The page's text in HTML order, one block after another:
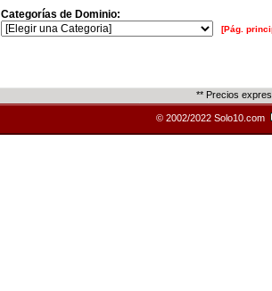
Categorías de Dominio:
[Pág.
** Precios
© 2002/2022 Solo10.com